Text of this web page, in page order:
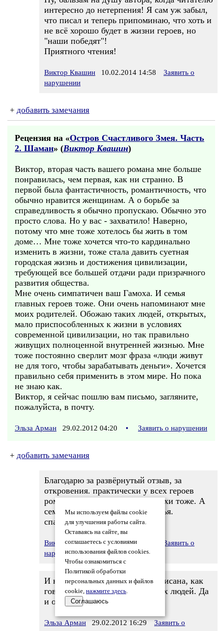
интересно до нетерпения! Я сам уж забыл,
что писал и теперь припоминаю, что хоть и
не всё хорошо будет в жизни героев, но
"наши победят"!
Приятного чтения!
Виктор Квашин 10.02.2014 14:58
Заявить о
нарушении
+ добавить замечания
Рецензия на «Остров Счастливого Змея. Часть
2. Шаман» (Виктор Квашин)
Виктор, вторая часть вашего романа мне больше
понравилась, чем первая, как ни странно. В
первой была фантастичность, романтичность, что
обычно нравится женщинам. А о борьбе за
справедливость я обычно пропускаю. Обычно это
просто слова. Но у вас - захватило! Наверно,
потому что мне тоже хотелось бы жить в том
доме… Мне тоже хочется что-то кардинально
изменить в жизни, тоже стала давить суетная
городская жизнь и достижения цивилизации,
требующей все большей отдачи ради призрачного
развития общества.
Мне очень симпатичен ваш Гамоха. И семья
главных героев тоже. Они очень напоминают мне
моих родителей. Обожаю таких людей, открытых,
мало приспособленных к жизни в условиях
современной цивилизации, но так правильно
живущих полноценной внутренней жизнью. Мне
тоже постоянно сверлит мозг фраза «люди живут
не для того, чтобы зарабатывать деньги». Хочется
правильно себя применить в этом мире. Но пока
не знаю как.
Виктор, я сейчас пошлю вам письмо, загляните,
пожалуйста, в почту.
Эльза Арман 29.02.2012 04:20 • Заявить о нарушении
+ добавить замечания
Благодарю за развёрнутый отзыв, за
откровения. практически у всех героев
романа есть прототипы, у Гамохи тоже. А
семья главных героев - моя семья.
спасибо1
Виктор Квашин29.02.2012 09:54
Заявить о
нарушении
И не сомневалась, что семья списана, как
говорится, с натуры, с любимых людей. Да
и остальные персонажи живые.
Эльза Арман 29.02.2012 16:29
Заявить о
Мы используем файлы cookie
для улучшения работы сайта.
Оставаясь на сайте, вы
соглашаетесь с условиями
использования файлов cookies.
Чтобы ознакомиться с
Политикой обработки
персональных данных и файлов
cookie, нажмите здесь.
Соглашаюсь